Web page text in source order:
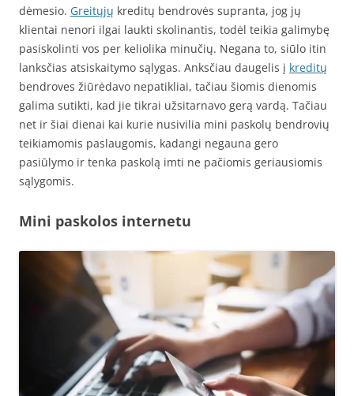
dėmesio. Greitųjų kreditų bendrovės supranta, jog jų
klientai nenori ilgai laukti skolinantis, todėl teikia galimybę
pasiskolinti vos per keliolika minučių. Negana to, siūlo itin
lanksčias atsiskaitymo sąlygas. Anksčiau daugelis į kreditų
bendroves žiūrėdavo nepatikliai, tačiau šiomis dienomis
galima sutikti, kad jie tikrai užsitarnavo gerą vardą. Tačiau
net ir šiai dienai kai kurie nusivilia mini paskolų bendrovių
teikiamomis paslaugomis, kadangi negauna gero
pasiūlymo ir tenka paskolą imti ne pačiomis geriausiomis
sąlygomis.
Mini paskolos internetu